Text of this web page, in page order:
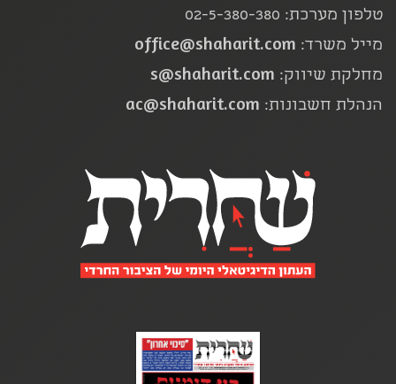
טלפון מערכת: 02-5-380-380
מייל משרד: office@shaharit.com
מחלקת שיווק: s@shaharit.com
הנהלת חשבונות: ac@shaharit.com